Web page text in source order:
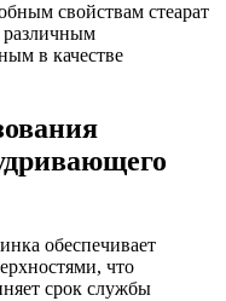
свойствам стеарат
различным
в качестве
обеспечивает
что
срок службы